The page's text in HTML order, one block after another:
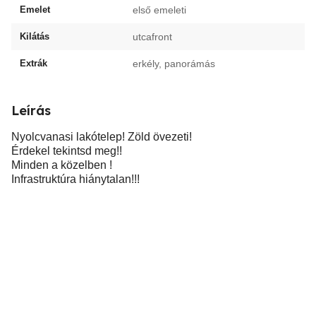
Emelet első emeleti
Kilátás utcafront
Extrák erkély, panorámás
Leírás
Nyolcvanasi lakótelep! Zöld övezeti!
Érdekel tekintsd meg!!
Minden a közelben !
Infrastruktúra hiánytalan!!!